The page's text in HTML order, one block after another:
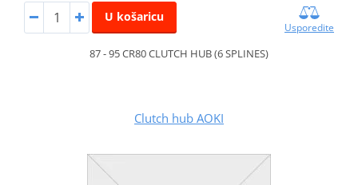
U košaricu
Usporedite
87 - 95 CR80 CLUTCH HUB (6 SPLINES)
Clutch hub AOKI